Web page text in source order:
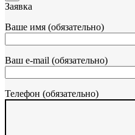
Заявка
Ваше имя (обязательно)
Ваш e-mail (обязательно)
Телефон (обязательно)